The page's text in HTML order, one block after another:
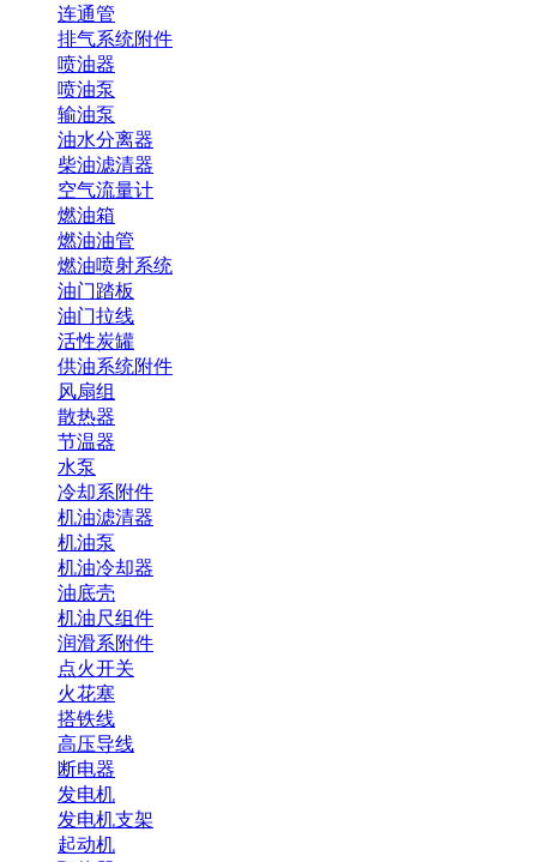
连通管
排气系统附件
喷油器
喷油泵
输油泵
油水分离器
柴油滤清器
空气流量计
燃油箱
燃油油管
燃油喷射系统
油门踏板
油门拉线
活性炭罐
供油系统附件
风扇组
散热器
节温器
水泵
冷却系附件
机油滤清器
机油泵
机油冷却器
油底壳
机油尺组件
润滑系附件
点火开关
火花塞
搭铁线
高压导线
断电器
发电机
发电机支架
起动机